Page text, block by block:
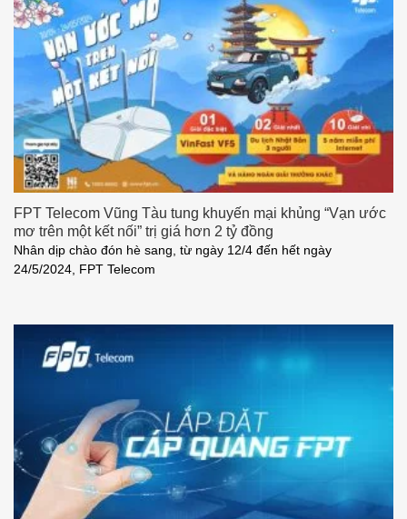
FPT Telecom Vũng Tàu tung khuyến mại khủng “Vạn ước
mơ trên một kết nối” trị giá hơn 2 tỷ đồng
Nhân dịp chào đón hè sang, từ ngày 12/4 đến hết ngày
24/5/2024, FPT Telecom